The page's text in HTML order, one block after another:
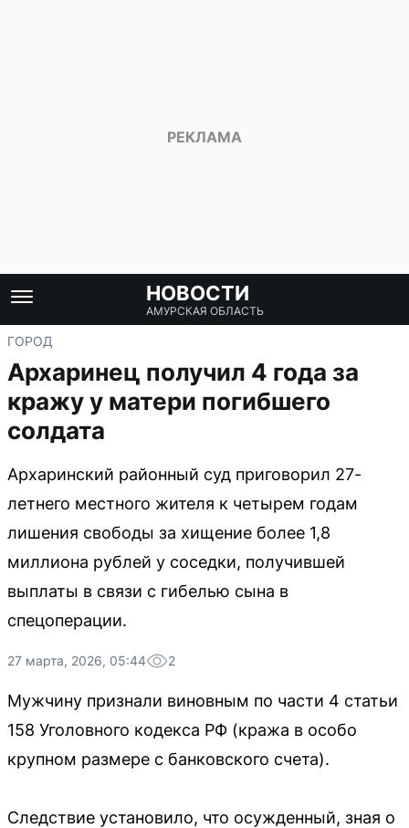
НОВОСТИ
АМУРСКАЯ ОБЛАСТЬ
ГОРОД
Архаринец получил 4 года за
кражу у матери погибшего
солдата
Архаринский районный суд приговорил 27-
летнего местного жителя к четырем годам
лишения свободы за хищение более 1,8
миллиона рублей у соседки, получившей
выплаты в связи с гибелью сына в
спецоперации.
27 марта, 2026, 05:44 2
Мужчину признали виновным по части 4 статьи
158 Уголовного кодекса РФ (кража в особо
крупном размере с банковского счета).
Следствие установило, что осужденный, зная о